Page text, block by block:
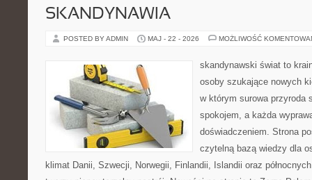
SKANDYNAWIA
POSTED BY ADMIN MAJ - 22 - 2026 MOŻLIWOŚĆ
skandynawski świat to
osoby szukające nowych
w którym surowa przyroda
spokojem, a każda
doświadczeniem. Strona
czytelną bazą wiedzy dla
klimat Danii, Szwecji, Norwegii, Finlandii, Islandii oraz